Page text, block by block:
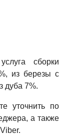
сборки
из березы с
дуба 7%.
уточнить по
а также